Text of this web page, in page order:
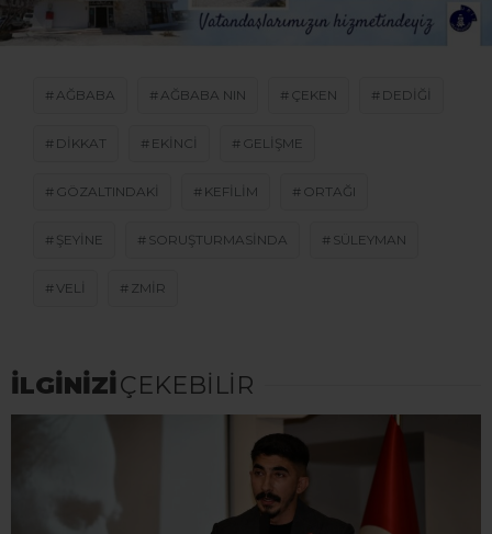
AĞBABA AĞBABA NIN ÇEKEN DEDIĞI
DIKKAT EKINCI GELIŞME
GÖZALTINDAKI KEFILIM ORTAĞI
ŞEYINE SORUŞTURMASINDA SÜLEYMAN
VELI ZMIR
İLGİNİZİÇEKEBİLİR